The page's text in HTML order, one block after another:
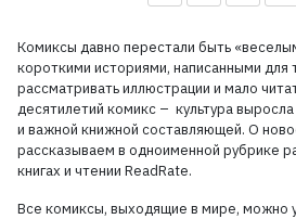
Комиксы давно перестали быть
короткими историями, написанными для
рассматривать иллюстрации и мало
десятилетий комикс – культура
и важной книжной составляющей. О
рассказываем в одноименной рубрике
книгах и чтении ReadRate.
Все комиксы, выходящие в мире, можно